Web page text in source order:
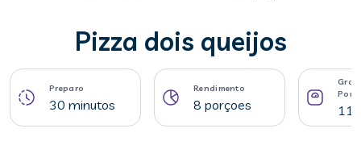
Pizza dois queijos
Preparo
30 minutos
Rendimento
8 porçoes